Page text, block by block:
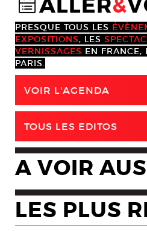
@ALLER&
PRESQUE TOUS LES
EXPOSITIONS, LES
VERNISSAGES EN FRANCE,
PARIS.
VOIR L'AGENDA
TOUS LES EDITOS
A VOIR
LES PLUS